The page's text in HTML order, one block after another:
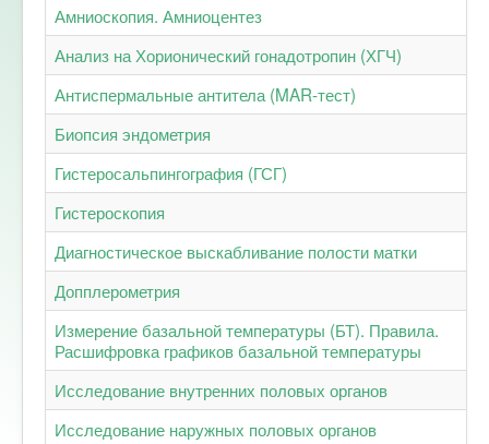
Амниоскопия. Амниоцентез
Анализ на Хорионический гонадотропин (ХГЧ)
Антиспермальные антитела (MAR-тест)
Биопсия эндометрия
Гистеросальпингография (ГСГ)
Гистероскопия
Диагностическое выскабливание полости матки
Допплерометрия
Измерение базальной температуры (БТ). Правила.
Расшифровка графиков базальной температуры
Исследование внутренних половых органов
Исследование наружных половых органов